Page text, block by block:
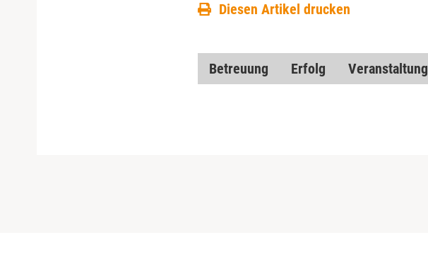
Diesen Artikel drucken
Betreuung Erfolg Veranstaltung